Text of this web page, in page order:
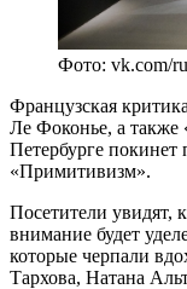
Фото: vk.com/
Французская
Ле Фоконье, а также
Петербурге
«Примитивизм».
Посетители увидят,
внимание будет
которые черпали
Тархова, Натана